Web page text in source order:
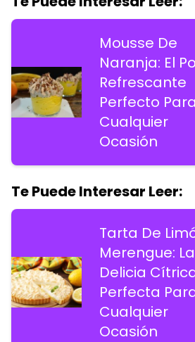
Mousse De
Naranja: El
Refrescante
Perfecto Para
Cualquier
Ocasión
Te Puede Interesar Leer:
Tarta De
Merengue: La
Delicia
Perfecta
Cualquier
Ocasión